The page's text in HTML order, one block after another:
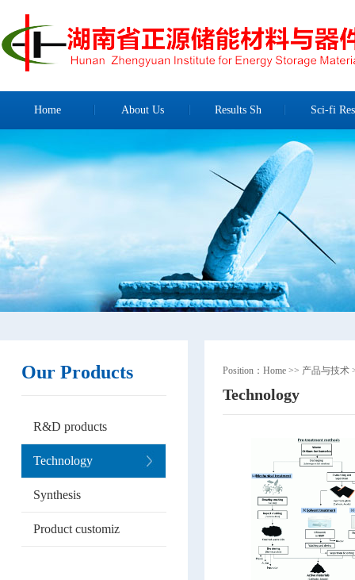
Home About Us Results Sh Sci-fi Res
Our Products
R&D products
Technology
Synthesis
Product customiz
Position： Home >> 产品与技术
Technology